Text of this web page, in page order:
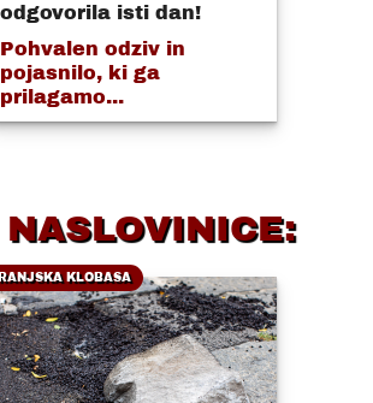
odgovorila isti dan!
Pohvalen odziv in
pojasnilo, ki ga
prilagamo...
KLOBASA